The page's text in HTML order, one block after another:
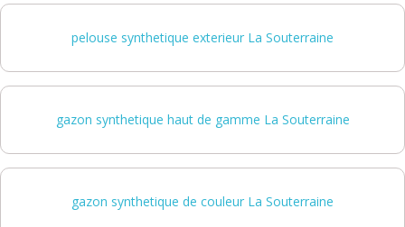
pelouse synthetique exterieur La Souterraine
gazon synthetique haut de gamme La Souterraine
gazon synthetique de couleur La Souterraine